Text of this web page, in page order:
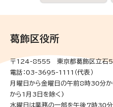
葛飾区役所
〒124-8555 東京都葛飾区立
電話：03-3695-1111（代表）
月曜日から金曜日の午前8時30分
から1月3日を除く)
水曜日は業務の一部を午後7時30分